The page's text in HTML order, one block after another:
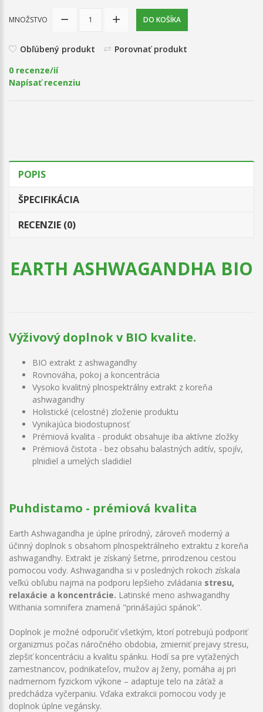
MNOŽSTVO DO KOŠÍKA
Obľúbený produkt
Porovnať produkt
0 recenze/ií
Napísať recenziu
POPIS
ŠPECIFIKÁCIA
RECENZIE (0)
EARTH ASHWAGANDHA BIO
Výživový doplnok v BIO kvalite.
BIO extrakt z ashwagandhy
Rovnováha, pokoj a koncentrácia
Vysoko kvalitný plnospektrálny extrakt z koreňa
ashwagandhy
Holistické (celostné) zloženie produktu
Vynikajúca biodostupnosť
Prémiová kvalita - produkt obsahuje iba aktívne zložky
Prémiová čistota - bez obsahu balastných aditív, spojív,
plnidiel a umelých sladidiel
Puhdistamo - prémiová kvalita
Earth Ashwagandha je úplne prírodný, zároveň moderný a
účinný doplnok s obsahom plnospektrálneho extraktu z koreňa
ashwagandhy. Extrakt je získaný šetrne, prirodzenou cestou
pomocou vody. Ashwagandha si v posledných rokoch získala
veľkú obľubu najmä na podporu lepšieho zvládania stresu,
relaxácie a koncentrácie. Latinské meno ashwagandhy
Withania somnifera znamená "prinášajúci spánok".
Doplnok je možné odporučiť všetkým, ktorí potrebujú podporiť
organizmus počas náročného obdobia, zmierniť prejavy stresu,
zlepšiť koncentráciu a kvalitu spánku. Hodí sa pre vyťažených
zamestnancov, podnikateľov, mužov aj ženy, pomáha aj pri
nadmernom fyzickom výkone – adaptuje telo na záťaž a
predchádza vyčerpaniu. Vďaka extrakcii pomocou vody je
doplnok úplne vegánsky.